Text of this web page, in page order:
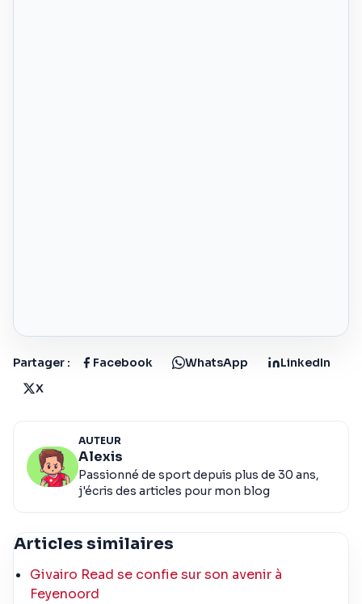
Partager : Facebook WhatsApp
LinkedIn
X
AUTEUR
Alexis
Passionné de sport depuis plus de 30 ans,
j'écris des articles pour mon blog
Articles similaires
Givairo Read se confie sur son avenir à
Feyenoord